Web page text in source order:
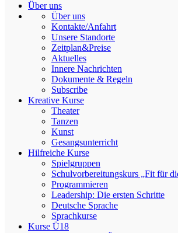
Modellierton
Über uns
Über uns
Kontakte/Anfahrt
Unsere Standorte
Zeitplan&Preise
Aktuelles
Innere Nachrichten
Dokumente & Regeln
Subscribe
Kreative Kurse
Theater
Tanzen
Kunst
Gesangsunterricht
Hilfreiche Kurse
Spielgruppen
Schulvorbereitungskurs „Fit für
Programmieren
Leadership: Die ersten Schritte
Deutsche Sprache
Sprachkurse
Kurse Ü18
Heidelberger Jugendtanztag
07.12.2024 im neuen
admin Am22.11.2024
Herzliche Einladung, unsere fortgeschrittene
Jugendgruppe (Advanced) beim Hip-Hop-
unterstützen!
Der Auftritt unseres Teams ist für 21:10 Uhr
Die Adresse des Theaters, in dem der
Kulturhaus Karlstorbahnhof e.V.
Marlene-Dietrich-Platz 3
69126 Heidelberg
Unser Tanzauftritt beim 36. Heidelberger